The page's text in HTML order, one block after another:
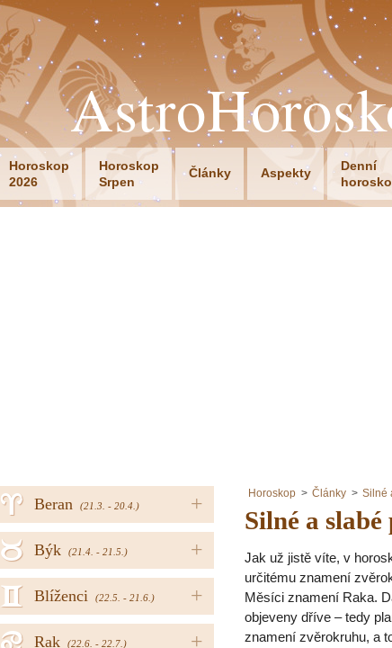
Horoskop
2026
Horoskop
Srpen
Články Aspekty
Denní
+
Beran (21.3. - 20.4.)
a
+
Býk (21.4. - 21.5.)
b
+
Blíženci (22.5. - 21.6.)
c
+
Rak (22.6. - 22.7.)
Horoskop Články Silné
Silné a
Jak už jistě víte, v
určitému znamení
Měsíci znamení Raka.
objeveny dříve – tedy
znamení zvěrokruhu, a